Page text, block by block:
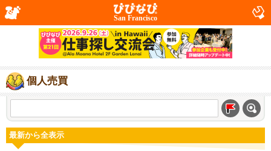
San Francisco
個人売買
最新から全表示